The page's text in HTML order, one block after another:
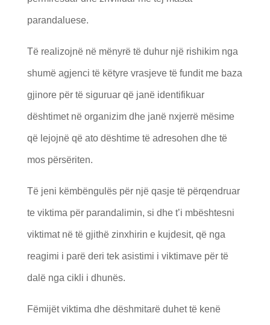
parandaluese.
Të realizojnë në mënyrë të duhur një rishikim nga
shumë agjenci të këtyre vrasjeve të fundit me baza
gjinore për të siguruar që janë identifikuar
dështimet në organizim dhe janë nxjerrë mësime
që lejojnë që ato dështime të adresohen dhe të
mos përsëriten.
Të jeni këmbëngulës për një qasje të përqendruar
te viktima për parandalimin, si dhe t’i mbështesni
viktimat në të gjithë zinxhirin e kujdesit, që nga
reagimi i parë deri tek asistimi i viktimave për të
dalë nga cikli i dhunës.
Fëmijët viktima dhe dëshmitarë duhet të kenë